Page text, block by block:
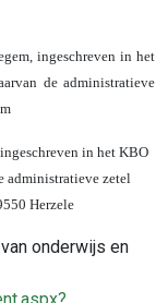
ingeschreven in het
de administratieve
in het KBO
administratieve zetel
Herzele
onderwijs en